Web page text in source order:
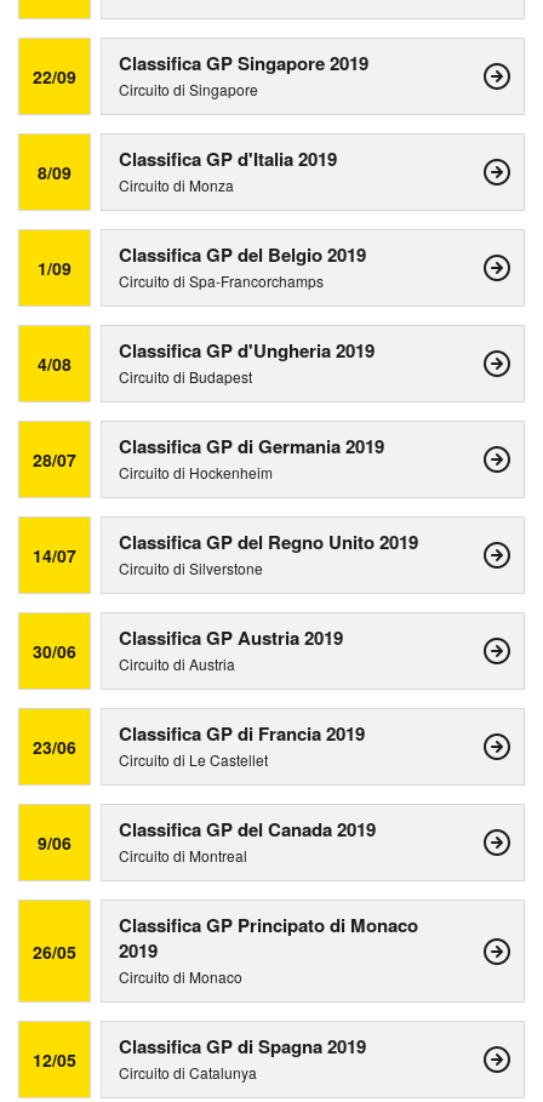
22/09 Classifica GP Singapore 2019
Circuito di Singapore
8/09 Classifica GP d'Italia 2019
Circuito di Monza
1/09 Classifica GP del Belgio 2019
Circuito di Spa-Francorchamps
4/08 Classifica GP d'Ungheria 2019
Circuito di Budapest
28/07 Classifica GP di Germania 2019
Circuito di Hockenheim
14/07 Classifica GP del Regno Unito 2019
Circuito di Silverstone
30/06 Classifica GP Austria 2019
Circuito di Austria
23/06 Classifica GP di Francia 2019
Circuito di Le Castellet
9/06 Classifica GP del Canada 2019
Circuito di Montreal
26/05
Classifica GP Principato di Monaco
2019
Circuito di Monaco
12/05 Classifica GP di Spagna 2019
Circuito di Catalunya